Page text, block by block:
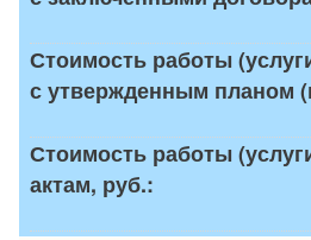
Стоимость работы
с утвержденным планом
Стоимость работы
актам, руб.: